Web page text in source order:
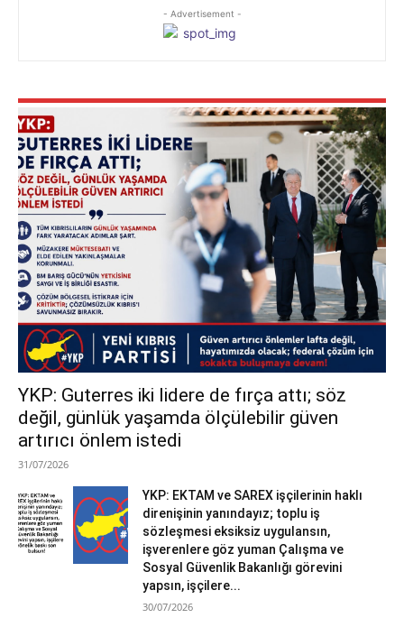
- Advertisement -
YKP: Guterres iki lidere de fırça attı; söz
değil, günlük yaşamda ölçülebilir güven
artırıcı önlem istedi
31/07/2026
YKP: EKTAM ve SAREX işçilerinin haklı
direnişinin yanındayız; toplu iş
sözleşmesi eksiksiz uygulansın,
işverenlere göz yuman Çalışma ve
Sosyal Güvenlik Bakanlığı görevini
yapsın, işçilere...
30/07/2026